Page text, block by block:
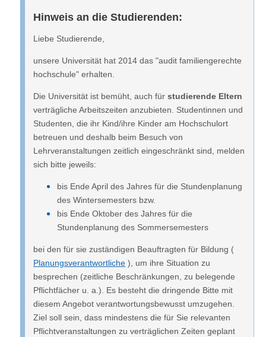
Hinweis an die Studierenden:
Liebe Studierende,
unsere Universität hat 2014 das "audit familiengerechte
hochschule" erhalten.
Die Universität ist bemüht, auch für studierende Eltern
verträgliche Arbeitszeiten anzubieten. Studentinnen und
Studenten, die ihr Kind/ihre Kinder am Hochschulort
betreuen und deshalb beim Besuch von
Lehrveranstaltungen zeitlich eingeschränkt sind, melden
sich bitte jeweils:
bis Ende April des Jahres für die Stundenplanung
des Wintersemesters bzw.
bis Ende Oktober des Jahres für die
Stundenplanung des Sommersemesters
bei den für sie zuständigen Beauftragten für Bildung (
Planungsverantwortliche ), um ihre Situation zu
besprechen (zeitliche Beschränkungen, zu belegende
Pflichtfächer u. a.). Es besteht die dringende Bitte mit
diesem Angebot verantwortungsbewusst umzugehen.
Ziel soll sein, dass mindestens die für Sie relevanten
Pflichtveranstaltungen zu verträglichen Zeiten geplant